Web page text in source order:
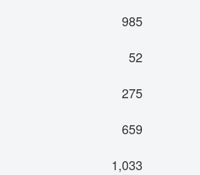
985
52
275
659
1,033